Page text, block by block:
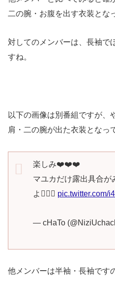
二の腕・お腹を出す衣装とな
対してのメンバーは、長袖で
すね。
以下の画像は別番組ですが、
肩・二の腕が出た衣装となっ
楽しみ❤️❤️❤️
マユカだけ露出具合が
よ🤦🏼‍♀️ pic.twitter.com/
— cHaTo
他メンバーは半袖・長袖です